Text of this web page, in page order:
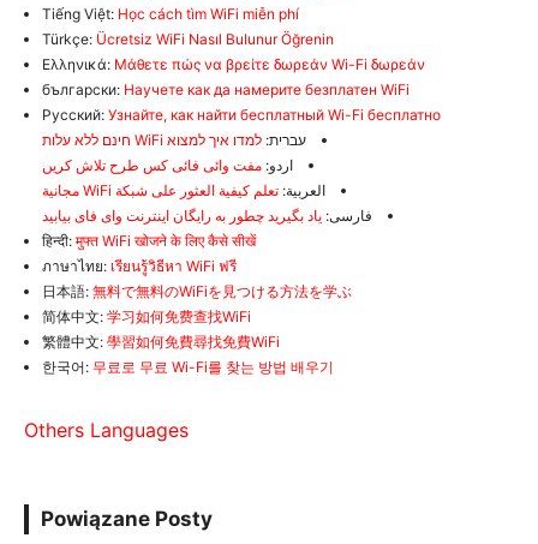
Tiếng Việt: Học cách tìm WiFi miễn phí
Türkçe: Ücretsiz WiFi Nasıl Bulunur Öğrenin
Ελληνικά: Μάθετε πώς να βρείτε δωρεάν Wi-Fi δωρεάν
български: Научете как да намерите безплатен WiFi
Русский: Узнайте, как найти бесплатный Wi-Fi бесплатно
עברית: למדו איך למצוא WiFi חינם ללא עלות
اردو: مفت وائی فائی کس طرح تلاش کریں
العربية: تعلم كيفية العثور على شبكة WiFi مجانية
فارسی: یاد بگیرید چطور به رایگان اینترنت وای فای بیابید
हिन्दी: मुफ्त WiFi खोजने के लिए कैसे सीखें
ภาษาไทย: เรียนรู้วิธีหา WiFi ฟรี
日本語: 無料で無料のWiFiを見つける方法を学ぶ
简体中文: 学习如何免费查找WiFi
繁體中文: 學習如何免費尋找免費WiFi
한국어: 무료로 무료 Wi-Fi를 찾는 방법 배우기
Others Languages
Powiązane Posty